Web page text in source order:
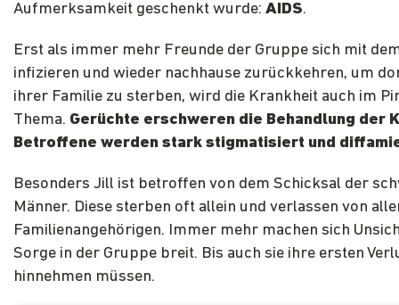
Aufmerksamkeit geschenkt wurde: AIDS.
Erst als immer mehr Freunde der Gruppe sich mit
infizieren und wieder nachhause zurückkehren, um
ihrer Familie zu sterben, wird die Krankheit auch im
Thema. Gerüchte erschweren die Behandlung der
Betroffene werden stark stigmatisiert und
Besonders Jill ist betroffen von dem Schicksal der
Männer. Diese sterben oft allein und verlassen von
Familienangehörigen. Immer mehr machen sich
Sorge in der Gruppe breit. Bis auch sie ihre ersten
hinnehmen müssen.